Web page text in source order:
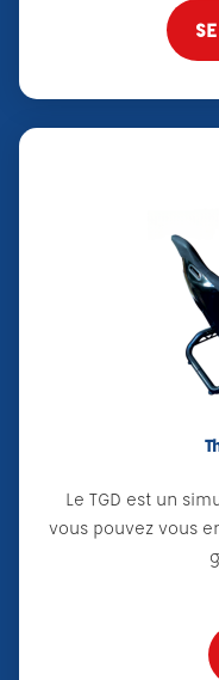
Le TGD est un
vous pouvez vous